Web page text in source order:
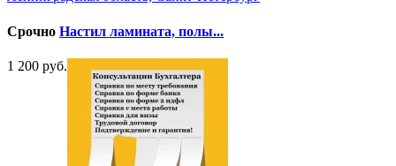
Срочно Настил ламината, полы...
1 200 руб.